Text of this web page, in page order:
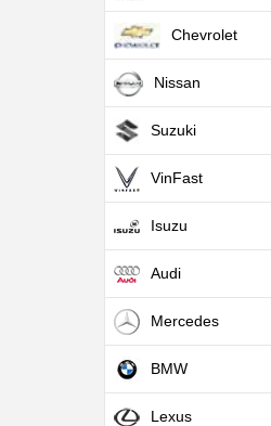
Chevrolet
Nissan
Suzuki
VinFast
Isuzu
Audi
Mercedes
BMW
Lexus